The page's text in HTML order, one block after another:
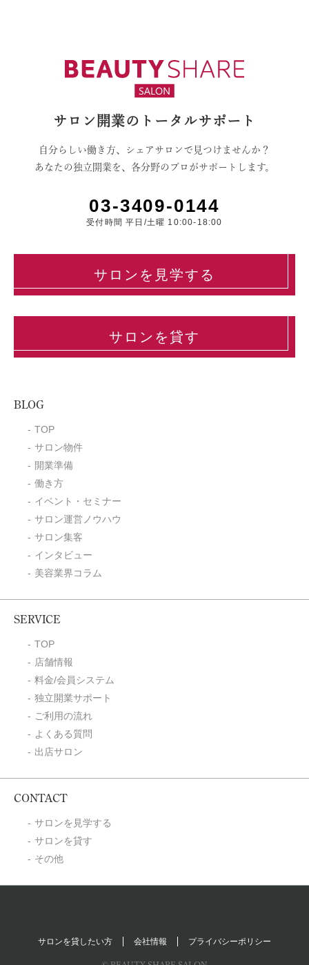
サロン開業のトータルサポート
自分らしい働き方、シェアサロンで見つけませんか？
あなたの独立開業を、各分野のプロがサポートします。
03-3409-0144
受付時間 平日/土曜 10:00-18:00
サロンを見学する
サロンを貸す
BLOG
TOP
サロン物件
開業準備
働き方
イベント・セミナー
サロン運営ノウハウ
サロン集客
インタビュー
美容業界コラム
SERVICE
TOP
店舗情報
料金/会員システム
独立開業サポート
ご利用の流れ
よくある質問
出店サロン
CONTACT
サロンを見学する
サロンを貸す
その他
サロンを貸したい方 会社情報 プライバシーポリシー